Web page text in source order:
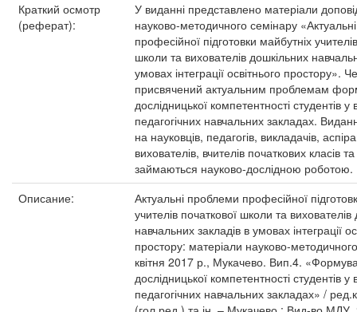
Краткий осмотр
(реферат):
У виданні представлено матеріали
науково-методичного семінару
професійної підготовки майбутніх
школи та вихователів дошкільних
умовах інтеграції освітнього простору».
присвячений актуальним проблемам
дослідницької компетентності студентів
педагогічних навчальних закладах.
на науковців, педагогів, викладачів,
вихователів, вчителів початкових класів та
займаються науково-дослідною роботою.
Описание:
Актуальні проблеми професійної
учителів початкової школи та
навчальних закладів в умовах інтеграції
простору: матеріали науково-
квітня 2017 р., Мукачево. Вип.4.
дослідницької компетентності студентів
педагогічних навчальних закладах» /